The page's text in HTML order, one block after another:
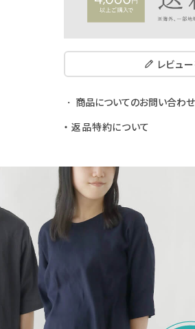
レビュ
商品についてのお問い合わせ
返品特約について